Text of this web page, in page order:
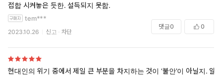
접합 시켜놓은 듯한. 설득되지 못함.
tem***
2023.10.26 신고 차단
댓글0 0
현대인의 위기 중에서 제일 큰 부분을 차지하는 것이 ‘불안’이 아닐지. 알